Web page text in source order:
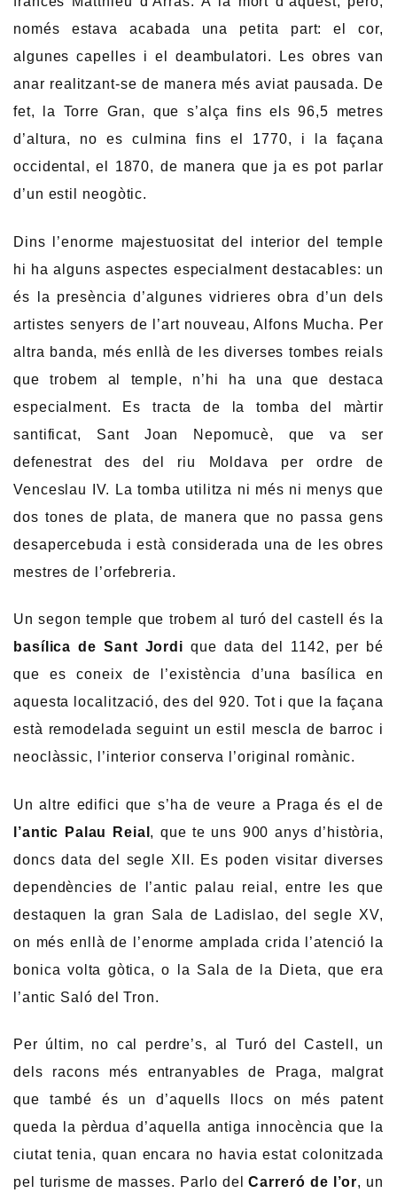
només estava acabada una petita part: el cor,
algunes capelles i el deambulatori. Les obres van
anar realitzant-se de manera més aviat pausada. De
fet, la Torre Gran, que s’alça fins els 96,5 metres
d’altura, no es culmina fins el 1770, i la façana
occidental, el 1870, de manera que ja es pot parlar
d’un estil neogòtic.
Dins l’enorme majestuositat del interior del temple
hi ha alguns aspectes especialment destacables: un
és la presència d’algunes vidrieres obra d’un dels
artistes senyers de l’art nouveau, Alfons Mucha. Per
altra banda, més enllà de les diverses tombes reials
que trobem al temple, n’hi ha una que destaca
especialment. Es tracta de la tomba del màrtir
santificat, Sant Joan Nepomucè, que va ser
defenestrat des del riu Moldava per ordre de
Venceslau IV. La tomba utilitza ni més ni menys que
dos tones de plata, de manera que no passa gens
desapercebuda i està considerada una de les obres
mestres de l’orfebreria.
Un segon temple que trobem al turó del castell és la
basílica de Sant Jordi que data del 1142, per bé
que es coneix de l’existència d’una basílica en
aquesta localització, des del 920. Tot i que la façana
està remodelada seguint un estil mescla de barroc i
neoclàssic, l’interior conserva l’original romànic.
Un altre edifici que s’ha de veure a Praga és el de
l’antic Palau Reial , que te uns 900 anys d’història,
doncs data del segle XII. Es poden visitar diverses
dependències de l’antic palau reial, entre les que
destaquen la gran Sala de Ladislao, del segle XV,
on més enllà de l’enorme amplada crida l’atenció la
bonica volta gòtica, o la Sala de la Dieta, que era
l’antic Saló del Tron.
Per últim, no cal perdre’s, al Turó del Castell, un
dels racons més entranyables de Praga, malgrat
que també és un d’aquells llocs on més patent
queda la pèrdua d’aquella antiga innocència que la
ciutat tenia, quan encara no havia estat colonitzada
pel turisme de masses. Parlo delCarreró de l’or, un